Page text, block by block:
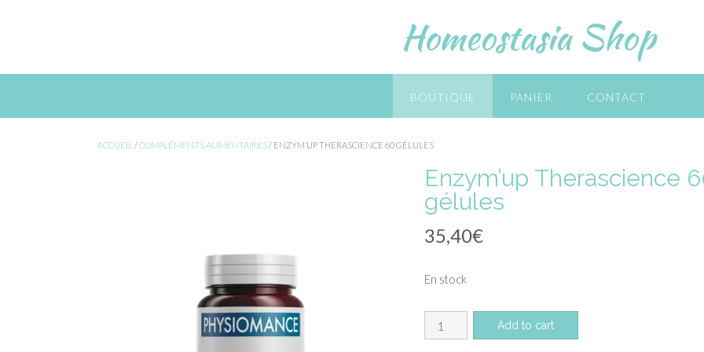
Homeostasia Shop
BOUTIQUE PANIER CONTACT
ACCUEIL /COMPLÉMENTS ALIMENTAIRES/ ENZYM’UP THERASCIENCE 60 GÉLULES
Enzym’up Therascience
gélules
35,40€
En stock
quantité
de
Add to cart